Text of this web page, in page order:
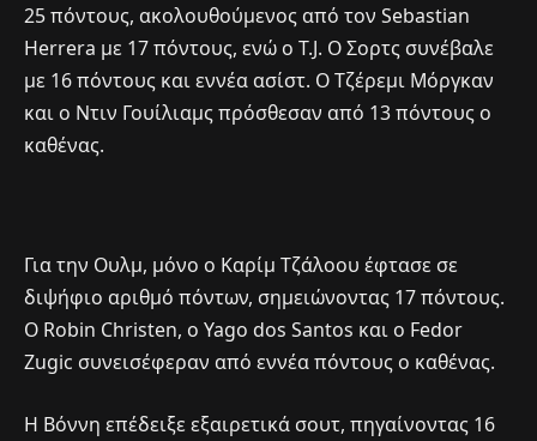
25 πόντους, ακολουθούμενος από τον Sebastian
Herrera με 17 πόντους, ενώ ο T.J. Ο Σορτς συνέβαλε
με 16 πόντους και εννέα ασίστ. Ο Τζέρεμι Μόργκαν
και ο Ντιν Γουίλιαμς πρόσθεσαν από 13 πόντους ο
καθένας.
Για την Ουλμ, μόνο ο Καρίμ Τζάλοου έφτασε σε
διψήφιο αριθμό πόντων, σημειώνοντας 17 πόντους.
Ο Robin Christen, ο Yago dos Santos και ο Fedor
Zugic συνεισέφεραν από εννέα πόντους ο καθένας.
Η Βόννη επέδειξε εξαιρετικά σουτ, πηγαίνοντας 16